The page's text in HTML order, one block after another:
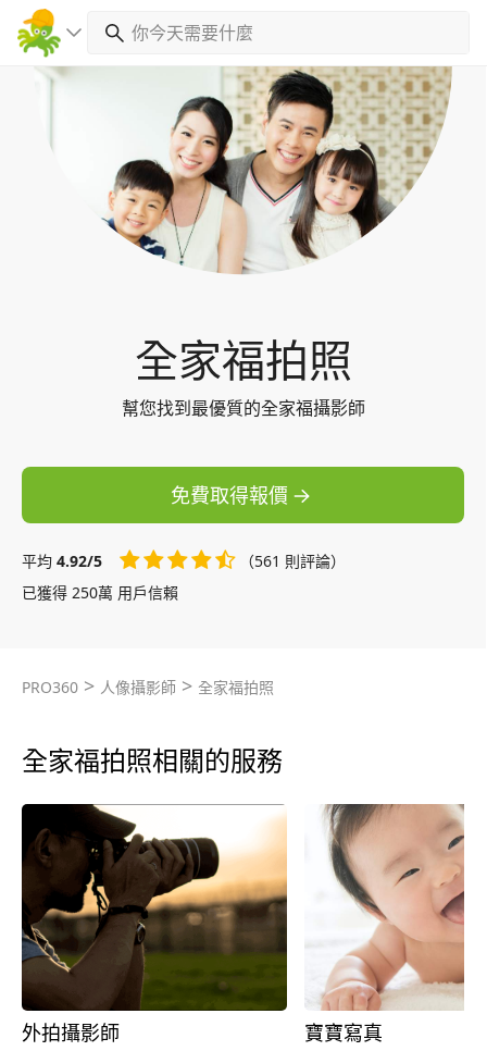
全家福拍照
幫您找到最優質的全家福攝影師
免費取得報價
平均 4.92/5
（561 則評論）
已獲得 250萬 用戶信賴
PRO360 > 人像攝影師 > 全家福拍照
全家福拍照相關的服務
外拍攝影師 寶寶寫真